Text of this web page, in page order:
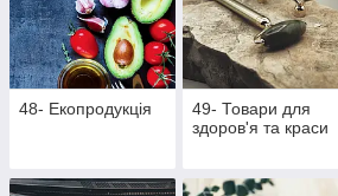
48- Екопродукція
49- Товари для
здоров'я та краси